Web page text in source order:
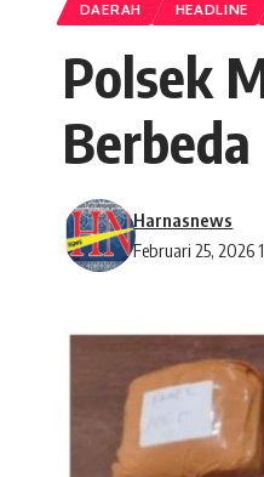
DAERAH HEADLINE
Polsek
Berbeda
Februari 25, 2026
Harnasnews